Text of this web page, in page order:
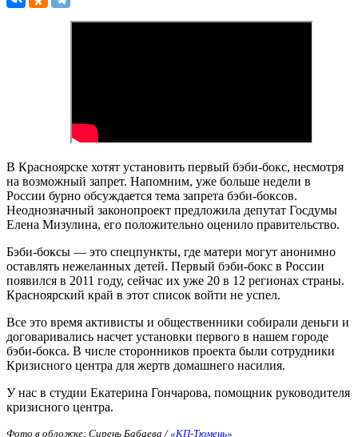
В Красноярске хотят установить первый бэби-бокс, несмотря
на возможный запрет. Напомним, уже больше недели в
России бурно обсуждается тема запрета бэби-боксов.
Неоднозначный законопроект предложила депутат Госдумы
Елена Мизулина, его положительно оценило правительство.
Бэби-боксы — это спецпункты, где матери могут анонимно
оставлять нежеланных детей. Первый бэби-бокс в России
появился в 2011 году, сейчас их уже 20 в 12 регионах страны.
Красноярский край в этот список войти не успел.
Все это время активисты и общественники собирали деньги и
договаривались насчет установки первого в нашем городе
бэби-бокса. В числе сторонников проекта были сотрудники
Кризисного центра для жертв домашнего насилия.
У нас в студии Екатерина Гончарова, помощник руководителя
кризисного центра.
Фото в обложке: Сирень Бабаева /«КП-Тюмень»